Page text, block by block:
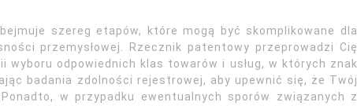
szereg etapów, które mogą być skomplikowane dla
przemysłowej. Rzecznik patentowy przeprowadzi Cię
odpowiednich klas towarów i usług, w których znak
badania zdolności rejestrowej, aby upewnić się, że Twój
w przypadku ewentualnych sporów związanych z